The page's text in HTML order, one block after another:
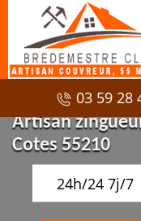
03 59 28
Artisan
Cotes 55210
24h/24 7j/7